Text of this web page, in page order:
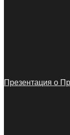
Презентация о